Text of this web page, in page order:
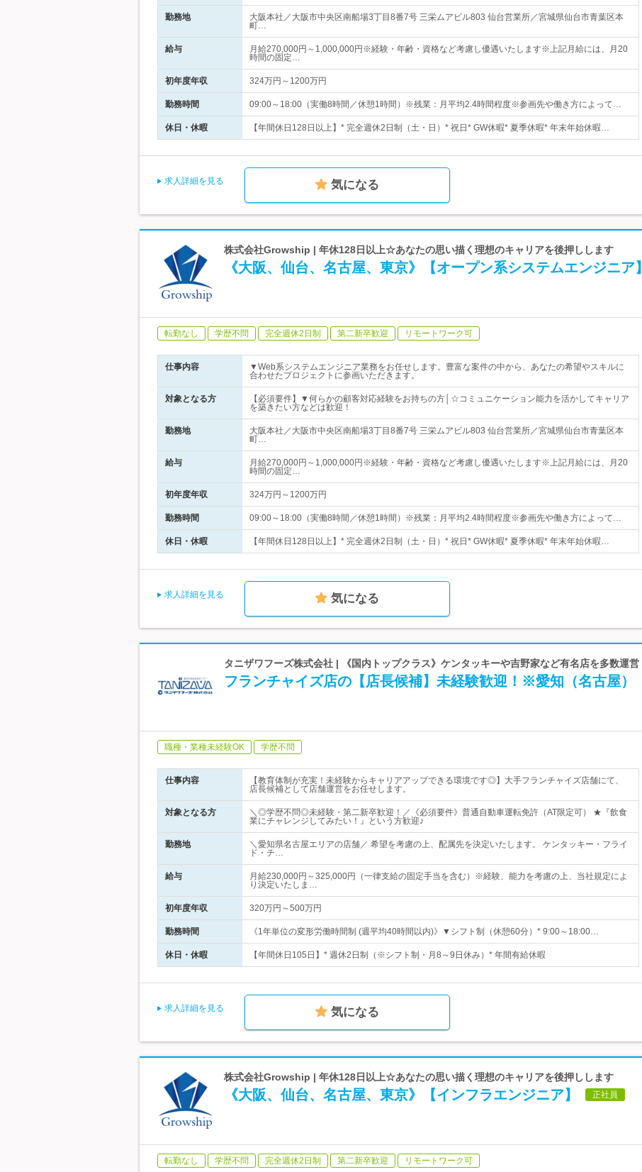
勤務地
大阪本社／大阪市中央区南船場3丁目8番7号 三栄ムアビル803 仙台営業所／宮城県仙台市青葉区本
町…
給与
月給270,000円～1,000,000円※経験・年齢・資格など考慮し優遇いたします※上記月給には、月20
時間の固定…
初年度年収 324万円～1200万円
勤務時間 09:00～18:00（実働8時間／休憩1時間）※残業：月平均2.4時間程度※参画先や働き方によって…
休日・休暇 【年間休日128日以上】* 完全週休2日制（土・日）* 祝日* GW休暇* 夏季休暇* 年末年始休暇…
求人詳細を見る 気になる
株式会社Growship | 年休128日以上☆あなたの思い描く理想のキャリアを後押しします
《大阪、仙台、名古屋、東京》【オープン系システムエンジニア】
転勤なし 学歴不問 完全週休2日制 第二新卒歓迎 リモートワーク可
仕事内容
▼Web系システムエンジニア業務をお任せします。豊富な案件の中から、あなたの希望やスキルに
合わせたプロジェクトに参画いただきます。
対象となる方
【必須要件】▼何らかの顧客対応経験をお持ちの方│☆コミュニケーション能力を活かしてキャリア
を築きたい方などは歓迎！
勤務地
大阪本社／大阪市中央区南船場3丁目8番7号 三栄ムアビル803 仙台営業所／宮城県仙台市青葉区本
町…
給与
月給270,000円～1,000,000円※経験・年齢・資格など考慮し優遇いたします※上記月給には、月20
時間の固定…
初年度年収 324万円～1200万円
勤務時間 09:00～18:00（実働8時間／休憩1時間）※残業：月平均2.4時間程度※参画先や働き方によって…
休日・休暇 【年間休日128日以上】* 完全週休2日制（土・日）* 祝日* GW休暇* 夏季休暇* 年末年始休暇…
求人詳細を見る 気になる
タニザワフーズ株式会社 | 《国内トップクラス》ケンタッキーや吉野家など有名店を多数運営
フランチャイズ店の【店長候補】未経験歓迎！※愛知（名古屋）
職種・業種未経験OK 学歴不問
仕事内容
【教育体制が充実！未経験からキャリアアップできる環境です◎】大手フランチャイズ店舗にて、
店長候補として店舗運営をお任せします。
対象となる方
＼◎学歴不問◎未経験・第二新卒歓迎！／《必須要件》普通自動車運転免許（AT限定可） ★『飲食
業にチャレンジしてみたい！』という方歓迎♪
勤務地
＼愛知県名古屋エリアの店舗／ 希望を考慮の上、配属先を決定いたします。 ケンタッキー・フライ
ド・チ…
給与
月給230,000円～325,000円（一律支給の固定手当を含む）※経験、能力を考慮の上、当社規定によ
り決定いたしま…
初年度年収 320万円～500万円
勤務時間 《1年単位の変形労働時間制 (週平均40時間以内)》▼シフト制（休憩60分）* 9:00～18:00…
休日・休暇 【年間休日105日】* 週休2日制（※シフト制・月8～9日休み）* 年間有給休暇
求人詳細を見る 気になる
株式会社Growship | 年休128日以上☆あなたの思い描く理想のキャリアを後押しします
《大阪、仙台、名古屋、東京》【インフラエンジニア】 正社員
転勤なし 学歴不問 完全週休2日制 第二新卒歓迎 リモートワーク可